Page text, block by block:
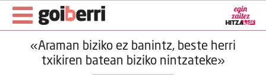
«Araman biziko ez banintz, beste herri
txikiren batean biziko nintzateke»